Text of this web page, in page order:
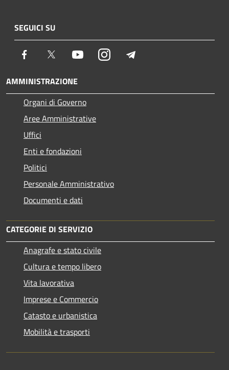
SEGUICI SU
Facebook Twitter YoutubeInstagram
AMMINISTRAZIONE
Organi di Governo
Aree Amministrative
Uffici
Enti e fondazioni
Politici
Personale Amministrativo
Documenti e dati
CATEGORIE DI SERVIZIO
Anagrafe e stato civile
Cultura e tempo libero
Vita lavorativa
Imprese e Commercio
Catasto e urbanistica
Mobilità e trasporti